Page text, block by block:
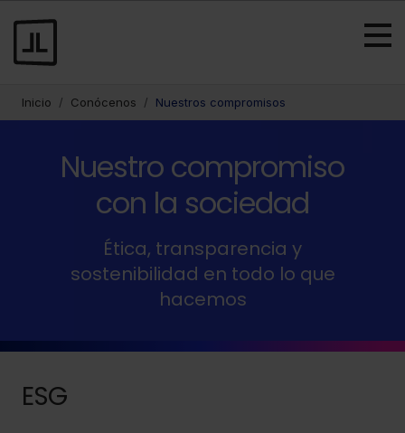
Inicio Conócenos Nuestros compromisos
Nuestro compromiso
con la sociedad
Ética, transparencia y
sostenibilidad en todo lo que
hacemos
ESG